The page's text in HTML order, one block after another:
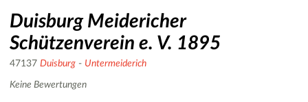
Duisburg Meidericher
Schützenverein e. V. 1895
47137 Duisburg - Untermeiderich
Keine Bewertungen